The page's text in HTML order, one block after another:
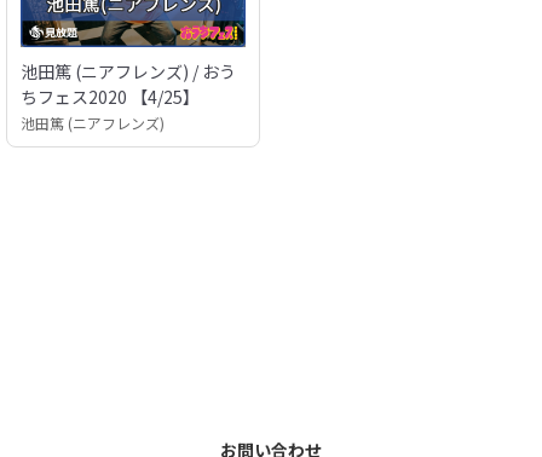
池田篤 (ニアフレンズ) / おう
ちフェス2020 【4/25】
池田篤 (ニアフレンズ)
お問い合わせ